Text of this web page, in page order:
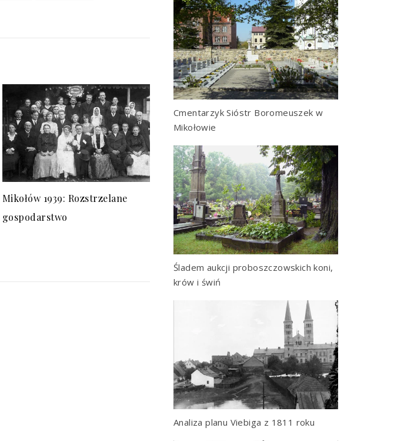
Mikołów 1939: Rozstrzelane
gospodarstwo
Cmentarzyk Sióstr Boromeuszek w
Mikołowie
Śladem aukcji proboszczowskich koni,
krów i świń
Analiza planu Viebiga z 1811 roku